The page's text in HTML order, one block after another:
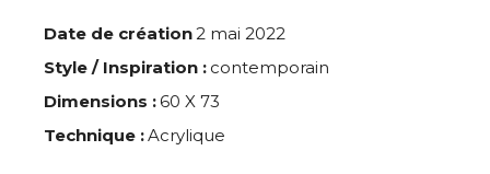
Date de création2 mai 2022
Style / Inspiration : contemporain
Dimensions : 60 X 73
Technique :Acrylique